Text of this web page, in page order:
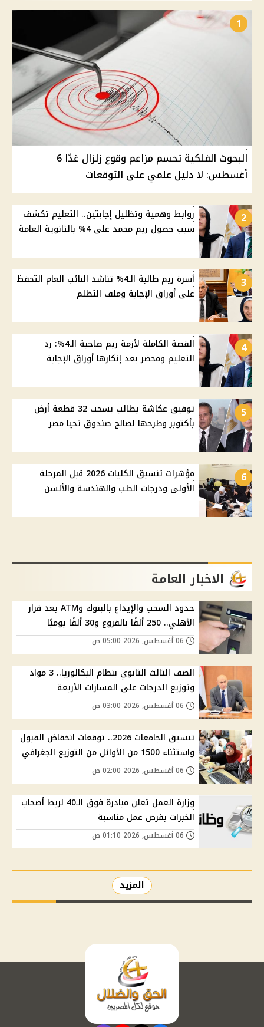
1
البحوث الفلكية تحسم مزاعم وقوع زلزال غدًا 6
أغسطس: لا دليل علمي على التوقعات
2
روابط وهمية وتظليل إجابتين.. التعليم تكشف
سبب حصول ريم محمد على 4% بالثانوية العامة
3
أسرة ريم طالبة الـ4% تناشد النائب العام التحفظ
على أوراق الإجابة وملف التظلم
4
القصة الكاملة لأزمة ريم صاحبة الـ4%: رد
التعليم ومحضر بعد إنكارها أوراق الإجابة
5
توفيق عكاشة يطالب بسحب 32 قطعة أرض
بأكتوبر وطرحها لصالح صندوق تحيا مصر
6
مؤشرات تنسيق الكليات 2026 قبل المرحلة
الأولى ودرجات الطب والهندسة والألسن
الاخبار العامة
حدود السحب والإيداع بالبنوك وATM بعد قرار
الأهلي.. 250 ألفًا بالفروع و30 ألفًا يوميًا
الصف الثالث الثانوي بنظام البكالوريا.. 3 مواد
وتوزيع الدرجات على المسارات الأربعة
تنسيق الجامعات 2026.. توقعات انخفاض القبول
واستثناء 1500 من الأوائل من التوزيع الجغرافي
وزارة العمل تعلن مبادرة فوق الـ40 لربط أصحاب
الخبرات بفرص عمل مناسبة
المزيد